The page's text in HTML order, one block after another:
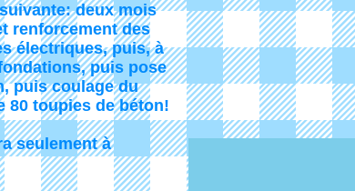
deux mois
renforcement des
électriques, puis, à
puis pose
puis coulage du
80 toupies de béton!
seulement à